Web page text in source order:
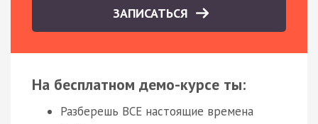
ЗАПИСАТЬСЯ
На бесплатном демо-курсе ты:
Разберешь ВСЕ настоящие времена